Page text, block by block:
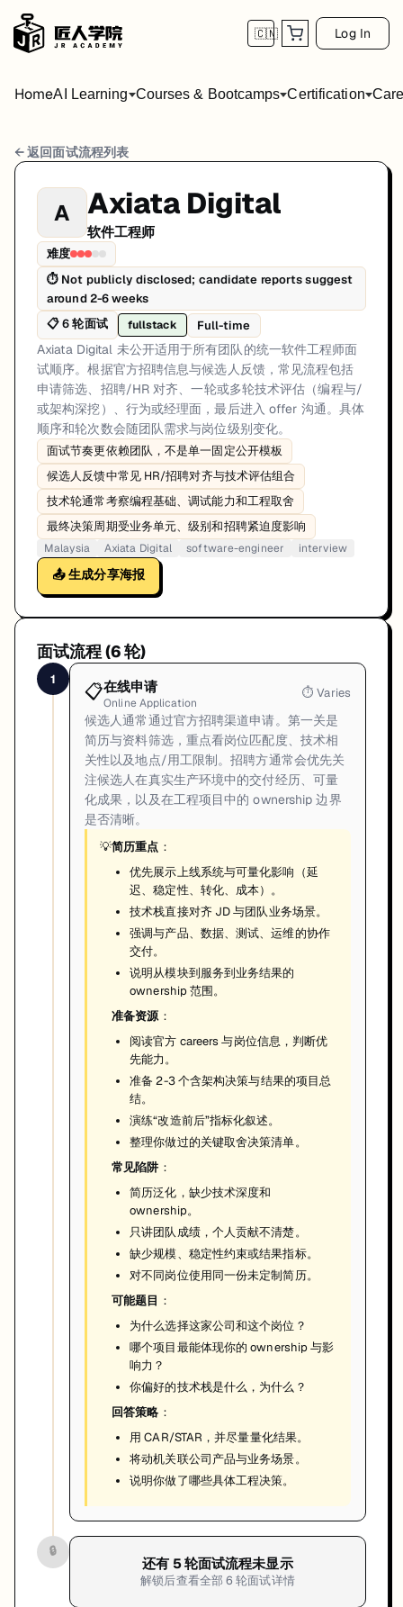
🇨🇳 Log In
HomeAI Learning Courses & Bootcamps Certification
Axiata Digital 软件工程师 面试流程
岗位方向: fullstack
Axiata Digital 未公开适用于所有团队的统一软件工程师面试顺序。根
Axiata Digital的软件工程师面试共6轮，以下是每轮面试的详细流程和准
第1轮 (Varies): 候选人通常通过官方招聘渠道申请。第一关是
面试亮点: Interview sequencing is team-dependent rather than a
标签: Malaysia, Axiata Digital, software-engineer, interview
← 返回面试流程列表
A Axiata Digital
软件工程师
难度
⏱ Not publicly disclosed; candidate reports suggest
around 2-6 weeks
📋6轮面试 fullstack Full-time
Axiata Digital 未公开适用于所有团队的统一软件工程师面
试顺序。根据官方招聘信息与候选人反馈，常见流程包括
申请筛选、招聘/HR 对齐、一轮或多轮技术评估（编程与/
或架构深挖）、行为或经理面，最后进入 offer 沟通。具体
顺序和轮次数会随团队需求与岗位级别变化。
面试节奏更依赖团队，不是单一固定公开模板
候选人反馈中常见 HR/招聘对齐与技术评估组合
技术轮通常考察编程基础、调试能力和工程取舍
最终决策周期受业务单元、级别和招聘紧迫度影响
Malaysia Axiata Digital software-engineer
interview
📤 生成分享海报
面试流程 (6轮)
1
📋在线申请
Online Application
⏱Varies
候选人通常通过官方招聘渠道申请。第一关是
简历与资料筛选，重点看岗位匹配度、技术相
关性以及地点/用工限制。招聘方通常会优先关
注候选人在真实生产环境中的交付经历、可量
化成果，以及在工程项目中的 ownership 边界
是否清晰。
💡简历重点 ：
优先展示上线系统与可量化影响（延
迟、稳定性、转化、成本）。
技术栈直接对齐 JD 与团队业务场景。
强调与产品、数据、测试、运维的协作
交付。
说明从模块到服务到业务结果的
ownership 范围。
准备资源：
阅读官方 careers 与岗位信息，判断优
先能力。
准备 2-3 个含架构决策与结果的项目总
结。
演练“改造前后”指标化叙述。
整理你做过的关键取舍决策清单。
常见陷阱 ：
简历泛化，缺少技术深度和
ownership。
只讲团队成绩，个人贡献不清楚。
缺少规模、稳定性约束或结果指标。
对不同岗位使用同一份未定制简历。
可能题目 ：
为什么选择这家公司和这个岗位？
哪个项目最能体现你的 ownership 与影
响力？
你偏好的技术栈是什么，为什么？
回答策略 ：
用 CAR/STAR，并尽量量化结果。
将动机关联公司产品与业务场景。
说明你做了哪些具体工程决策。
🔒
还有 5轮面试流程未显示
解锁后查看全部6 轮面试详情